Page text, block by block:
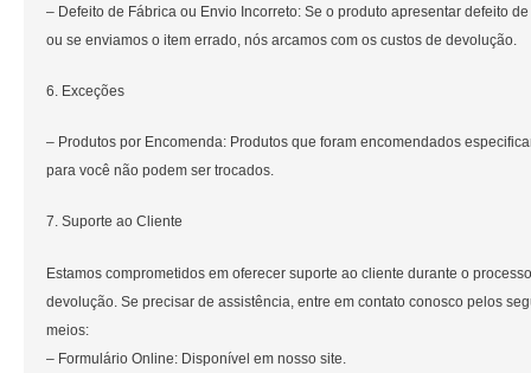
– Defeito de Fábrica ou Envio Incorreto: Se o produto apresentar defeito
ou se enviamos o item errado, nós arcamos com os custos de devolução.
6. Exceções
– Produtos por Encomenda: Produtos que foram encomendados
para você não podem ser trocados.
7. Suporte ao Cliente
Estamos comprometidos em oferecer suporte ao cliente durante o
devolução. Se precisar de assistência, entre em contato conosco pelos
meios:
– Formulário Online: Disponível em nosso site.